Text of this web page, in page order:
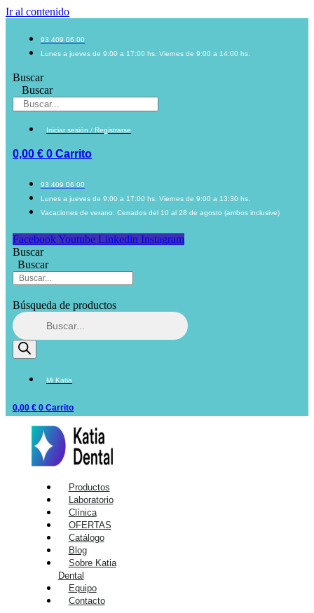
Ir al contenido
93 409 06 00
Lunes a jueves de 9:00 a 17:00 hs. Viernes de 9:00 a 14:00 hs.
Buscar
Buscar
Iniciar sesión / Registrarse
0,00 € 0 Carrito
93 409 06 00
Lunes a jueves de 9:00 a 17:00 hs. Viernes de 9:00 a 13:30 hs.
Vacaciones de verano: Cerrados del 10 al 28 de agosto (ambos inclusive)
Facebook Youtube Linkedin Instagram
Buscar
Buscar
Búsqueda de productos
Mi Katia
0,00 € 0 Carrito
Productos
Laboratorio
Clínica
OFERTAS
Catálogo
Blog
Sobre Katia
Dental
Equipo
Contacto